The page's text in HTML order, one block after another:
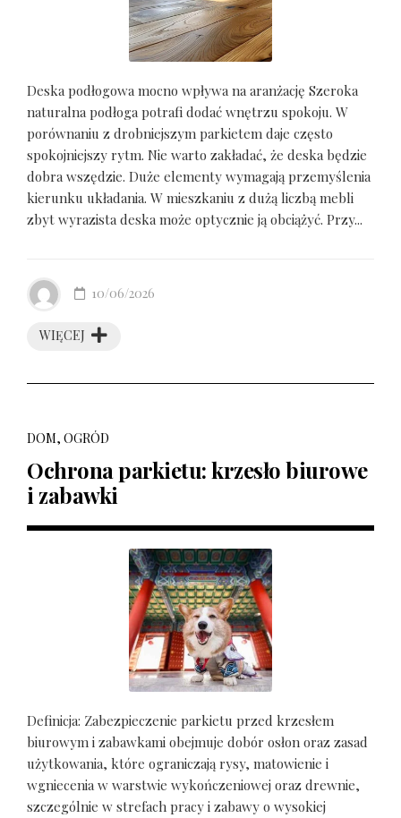
Deska podłogowa mocno wpływa na aranżację Szeroka
naturalna podłoga potrafi dodać wnętrzu spokoju. W
porównaniu z drobniejszym parkietem daje często
spokojniejszy rytm. Nie warto zakładać, że deska będzie
dobra wszędzie. Duże elementy wymagają przemyślenia
kierunku układania. W mieszkaniu z dużą liczbą mebli
zbyt wyrazista deska może optycznie ją obciążyć. Przy...
WIĘCEJ
10/06/2026
DOM, OGRÓD
Ochrona parkietu: krzesło biurowe
i zabawki
Definicja: Zabezpieczenie parkietu przed krzesłem
biurowym i zabawkami obejmuje dobór osłon oraz zasad
użytkowania, które ograniczają rysy, matowienie i
wgniecenia w warstwie wykończeniowej oraz drewnie,
szczególnie w strefach pracy i zabawy o wysokiej